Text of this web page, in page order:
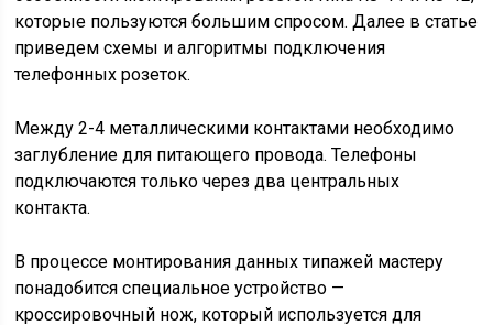
которые пользуются большим спросом. Далее в статье
приведем схемы и алгоритмы подключения
телефонных розеток.
Между 2-4 металлическими контактами необходимо
заглубление для питающего провода. Телефоны
подключаются только через два центральных
контакта.
В процессе монтирования данных типажей мастеру
понадобится специальное устройство —
кроссировочный нож, который используется для